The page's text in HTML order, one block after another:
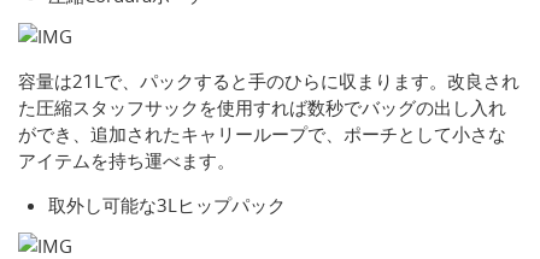
容量は21Lで、パックすると手のひらに収まります。改良され
た圧縮スタッフサックを使用すれば数秒でバッグの出し入れ
ができ、追加されたキャリーループで、ポーチとして小さな
アイテムを持ち運べます。
取外し可能な3Lヒップパック